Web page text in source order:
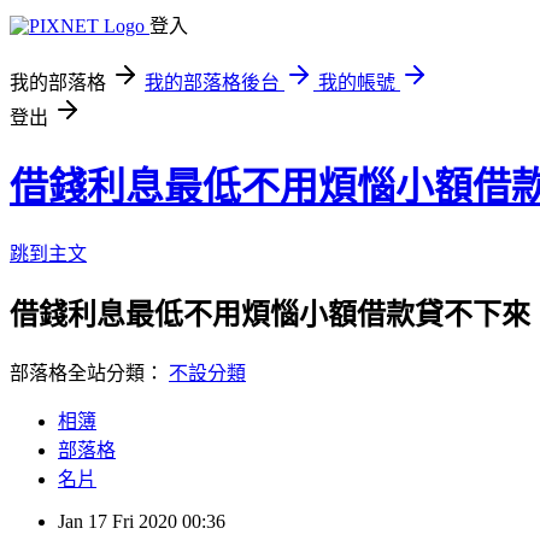
登入
我的部落格 我的部落格後台
我的帳號
登出
借錢利息最低不用煩惱小額借
跳到主文
借錢利息最低不用煩惱小額借款貸不下來
部落格全站分類： 不設分類
相簿
部落格
名片
Jan 17 Fri 2020 00:36